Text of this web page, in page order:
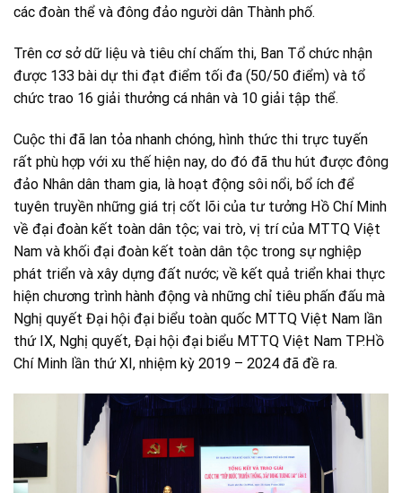
các đoàn thể và đông đảo người dân Thành phố.
Trên cơ sở dữ liệu và tiêu chí chấm thi, Ban Tổ chức nhận
được 133 bài dự thi đạt điểm tối đa (50/50 điểm) và tổ
chức trao 16 giải thưởng cá nhân và 10 giải tập thể.
Cuộc thi đã lan tỏa nhanh chóng, hình thức thi trực tuyến
rất phù hợp với xu thế hiện nay, do đó đã thu hút được đông
đảo Nhân dân tham gia, là hoạt động sôi nổi, bổ ích để
tuyên truyền những giá trị cốt lõi của tư tưởng Hồ Chí Minh
về đại đoàn kết toàn dân tộc; vai trò, vị trí của MTTQ Việt
Nam và khối đại đoàn kết toàn dân tộc trong sự nghiệp
phát triển và xây dựng đất nước; về kết quả triển khai thực
hiện chương trình hành động và những chỉ tiêu phấn đấu mà
Nghị quyết Đại hội đại biểu toàn quốc MTTQ Việt Nam lần
thứ IX, Nghị quyết, Đại hội đại biểu MTTQ Việt Nam TP.Hồ
Chí Minh lần thứ XI, nhiệm kỳ 2019 – 2024 đã đề ra.